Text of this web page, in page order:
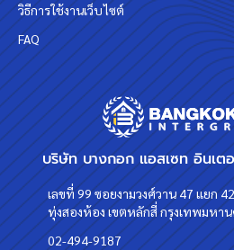
บริษัท บางกอก แอสเซท อินเต
เลขที่ 99 ซอยงามวงศ์วาน 47 แยก
ทุ่งสองห้อง เขตหลักสี่ กรุงเทพมหา
02-494-9187
วิธีการใช้งานเว็บไซต์
FAQ